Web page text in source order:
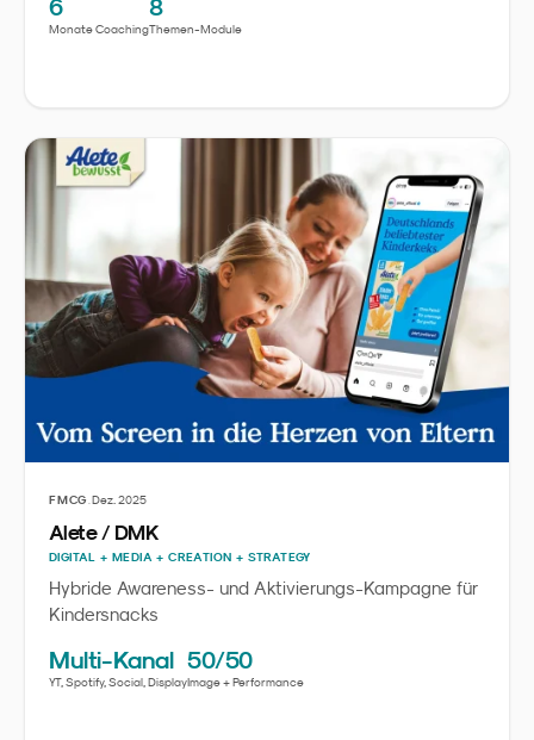
6
Monate Coaching
8
Themen-Module
FMCG·Dez. 2025
Alete / DMK
DIGITAL + MEDIA + CREATION + STRATEGY
Hybride Awareness- und Aktivierungs-Kampagne für
Kindersnacks
Multi-Kanal
YT, Spotify, Social, Display
50/50
Image + Performance